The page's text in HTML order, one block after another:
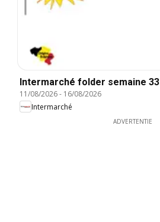
Intermarché folder semaine 33
11/08/2026- 16/08/2026
Intermarché
ADVERTENTIE